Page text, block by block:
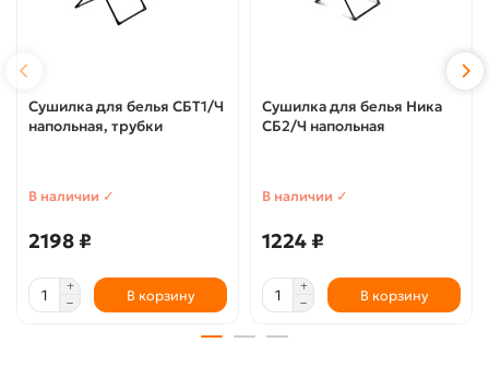
Сушилка для белья СБТ1/Ч
напольная, трубки
В наличии ✓
2198 ₽
В корзину
Сушилка для белья Ника
СБ2/Ч напольная
В наличии ✓
1224 ₽
В корзину